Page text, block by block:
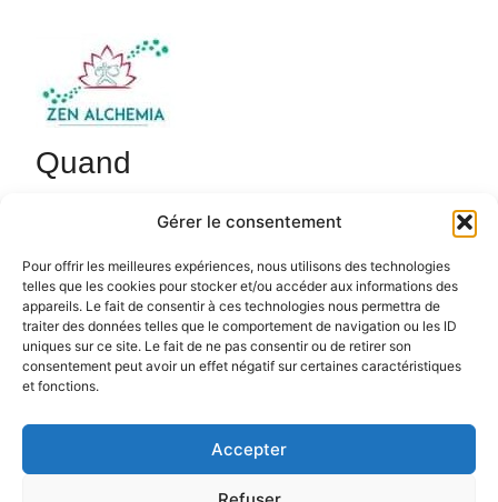
Gérer le consentement
Pour offrir les meilleures expériences, nous utilisons des technologies
telles que les cookies pour stocker et/ou accéder aux informations des
appareils. Le fait de consentir à ces technologies nous permettra de
traiter des données telles que le comportement de navigation ou les ID
uniques sur ce site. Le fait de ne pas consentir ou de retirer son
consentement peut avoir un effet négatif sur certaines caractéristiques
et fonctions.
Accepter
Quand
8 juin 2026
Ajouter au Calendrier
Télécharger ICS
Calendrier Google
Cours de Qi Gong de 18h45 à 20h15 avec Sébastien.
zenalchemia.com.